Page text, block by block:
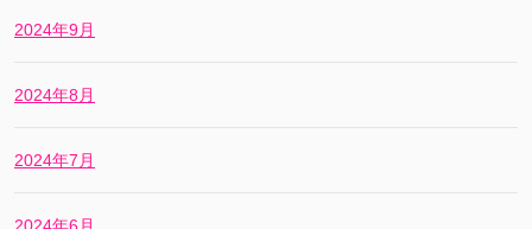
2024年9月
2024年8月
2024年7月